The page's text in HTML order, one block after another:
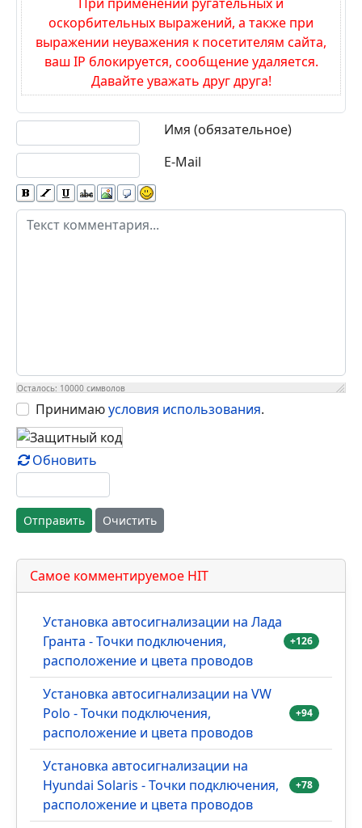
оскорбительных выражений, а также при
выражении неуважения к посетителям сайта,
ваш IP блокируется, сообщение удаляется.
Давайте уважать друг друга!
Имя (обязательное)
E-Mail
Текст комментария
Осталось: 10000 символов
Принимаюусловия использования.
Обновить
Отправить Очистить
Самое комментируемое HIT
Установка автосигнализации на Лада
Гранта - Точки подключения,
расположение и цвета проводов
+126
Установка автосигнализации на VW
Polo - Точки подключения,
расположение и цвета проводов
+94
Установка автосигнализации на
Hyundai Solaris - Точки подключения,
расположение и цвета проводов
+78